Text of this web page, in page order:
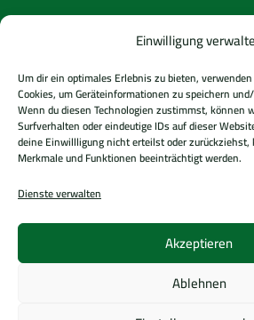
Einwilligung
Um dir ein optimales Erlebnis zu bieten,
Cookies, um Geräteinformationen zu speichern
Wenn du diesen Technologien zustimmst, können
Surfverhalten oder eindeutige IDs auf dieser
deine Einwillligung nicht erteilst oder
Merkmale und Funktionen beeinträchtigt werden.
Dienste verwalten
Akzeptieren
Ablehnen
Folgt uns
Impressum
Datenschutz
Cookie Richtlinie (EU)